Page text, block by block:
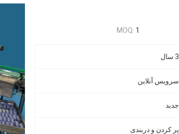
MOQ: 1
3 سال
سرویس آنلاین
جدید
پر کردن و دربندی